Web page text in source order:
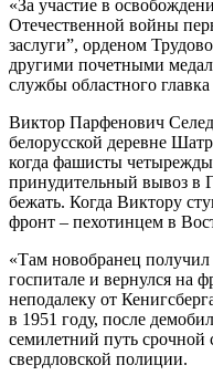
«За участие в
Отечественной войны
заслуги”, орденом
другими почетными
службы областного
Виктор Парфенович
белорусской деревне
когда фашисты четырежды
принудительный вывоз в
бежать. Когда Виктору
фронт – пехотинцем в
«Там новобранец
госпитале и вернулся на
неподалеку от
в 1951 году, после
семилетний путь срочной
свердловской полиции.